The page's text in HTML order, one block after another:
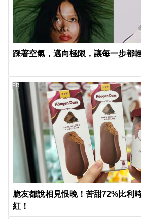
踩著空氣，邁向極限，讓每一步都
脆友都說相見恨晚！苦甜72%比利
紅！
PR